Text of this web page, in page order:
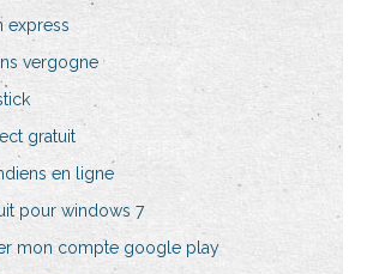
express
vergogne
gratuit
en ligne
pour windows 7
mon compte google play